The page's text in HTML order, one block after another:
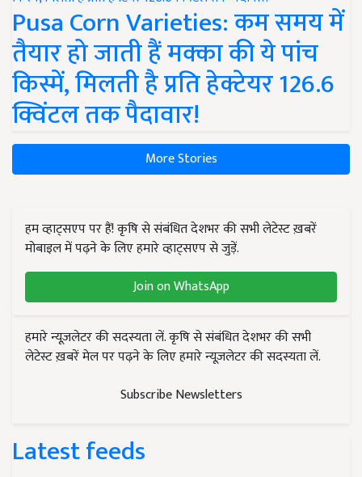
Pusa Corn Varieties: कम समय में
तैयार हो जाती हैं मक्का की ये पांच
किस्में, मिलती है प्रति हेक्टेयर 126.6
क्विंटल तक पैदावार!
More Stories
हम व्हाट्सएप पर हैं! कृषि से संबंधित देशभर की सभी लेटेस्ट ख़बरें
मोबाइल में पढ़ने के लिए हमारे व्हाट्सएप से जुड़ें.
Join on WhatsApp
हमारे न्यूज़लेटर की सदस्यता लें. कृषि से संबंधित देशभर की सभी
लेटेस्ट ख़बरें मेल पर पढ़ने के लिए हमारे न्यूज़लेटर की सदस्यता लें.
Subscribe Newsletters
Latest feeds